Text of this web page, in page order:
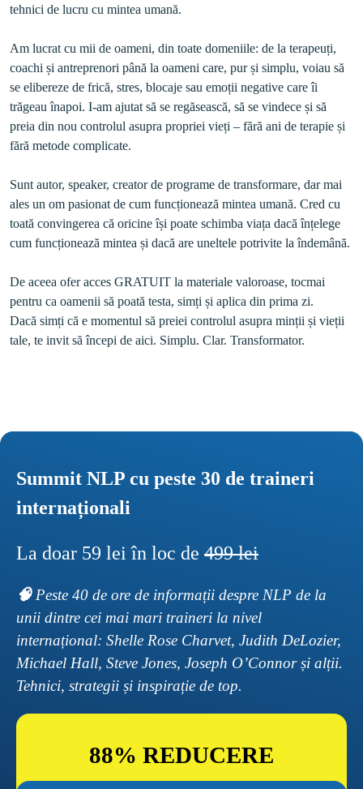
Am lucrat cu mii de oameni, din toate domeniile: de la terapeuți,
coachi și antreprenori până la oameni care, pur și simplu, voiau să
se elibereze de frică, stres, blocaje sau emoții negative care îi
trăgeau înapoi. I-am ajutat să se regăsească, să se vindece și să
preia din nou controlul asupra propriei vieți – fără ani de terapie și
Sunt autor, speaker, creator de programe de transformare, dar mai
ales un om pasionat de cum funcționează mintea umană. Cred cu
toată convingerea că oricine își poate schimba viața dacă înțelege
cum funcționează mintea și dacă are uneltele potrivite la îndemână.
De aceea ofer acces GRATUIT la materiale valoroase, tocmai
pentru ca oamenii să poată testa, simți și aplica din prima zi.
Dacă simți că e momentul să preiei controlul asupra minții și vieții
Summit NLP cu peste 30 de traineri
internaționali
La doar 59 lei în loc de 499 lei
🧠 Peste 40 de ore de informații despre NLP de la
unii dintre cei mai mari traineri la nivel
internațional: Shelle Rose Charvet, Judith DeLozier,
Michael Hall, Steve Jones, Joseph O’Connor și alții.
Tehnici, strategii și inspirație de top.
88% REDUCERE